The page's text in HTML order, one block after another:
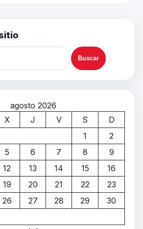
agosto 2026
X J V S
D
1
2
5 6 7 8
9
12 13 14 15
16
19 20 21 22
23
26 27 28 29
30